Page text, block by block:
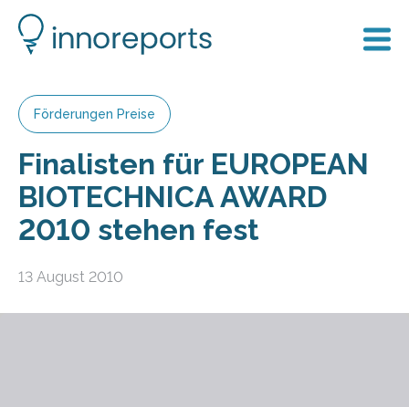
Förderungen Preise
Finalisten für EUROPEAN
BIOTECHNICA AWARD
2010 stehen fest
13 August 2010